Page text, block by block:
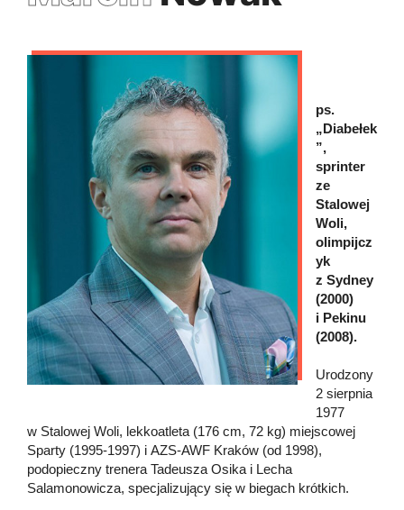
ps.
„Diabełek
”,
sprinter
ze
Stalowej
Woli,
olimpijcz
yk
z Sydney
(2000)
i Pekinu
(2008).
Urodzony
2 sierpnia
1977
w Stalowej Woli, lekkoatleta (176 cm, 72 kg) miejscowej
Sparty (1995-1997) i AZS-AWF Kraków (od 1998),
podopieczny trenera Tadeusza Osika i Lecha
Salamonowicza, specjalizujący się w biegach krótkich.